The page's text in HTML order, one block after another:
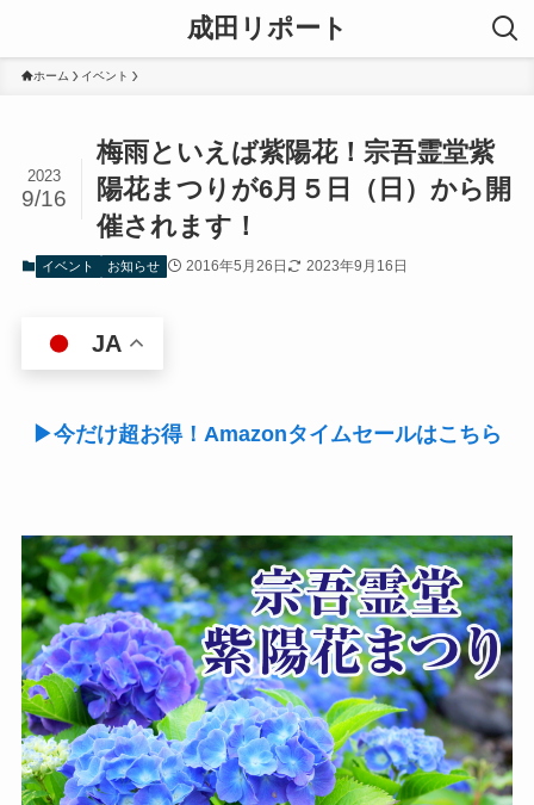
成田リポート
ホーム イベント
梅雨といえば紫陽花！宗吾霊堂紫
陽花まつりが6月５日（日）から開
催されます！
2023
9/16
イベント お知らせ 2016年5月26日 2023年9月16日
JA
▶今だけ超お得！Amazonタイムセールはこちら